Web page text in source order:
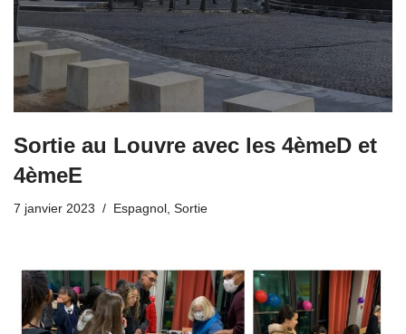
Sortie au Louvre avec les 4èmeD et
4èmeE
7 janvier 2023 Espagnol , Sortie